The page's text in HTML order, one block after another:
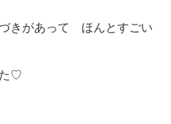
きがあって ほんとすごい
た♡